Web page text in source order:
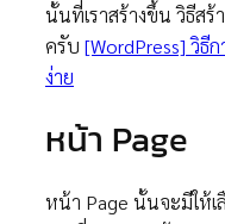
นั้นที่เราสร้างขึ้น วิธีส
ครับ [WordPress] วิธี
ง่าย
หน้า Page
หน้า Page นั้นจะมีให้